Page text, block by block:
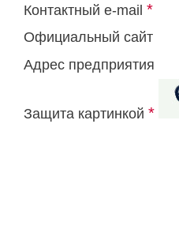
Контактный e-mail *
Официальный сайт
Адрес предприятия
Защита картинкой *